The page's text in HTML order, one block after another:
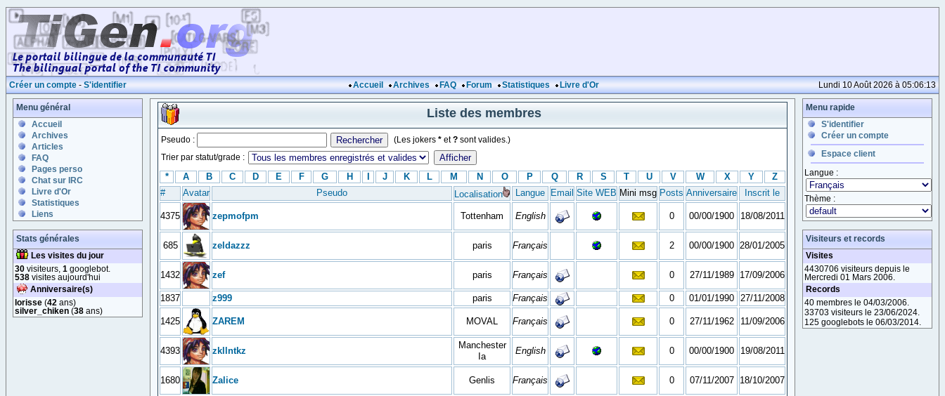
Créer un compte - S'identifier Accueil Archives FAQ Forum Statistiques Livre d'Or Lundi 10 Août 2026 à 05:06:13
Menu général
Accueil
Archives
Articles
FAQ
Pages perso
Chat sur IRC
Livre d'Or
Statistiques
Liens
Stats générales
Les visites du jour
30 visiteurs, 1 googlebot.
538 visites aujourd'hui
Anniversaire(s)
lorisse (42 ans)
silver_chiken (38 ans)
Liste des membres
Pseudo : (Les jokers * et? sont valides.)
Trier par statut/grade :
* A B C D E F G H J K L M N O P Q R S T U V W X Y
Z
#
Avatar Pseudo Localisation Langue Email Site WEB Mini msg Posts Anniversaire Inscrit le
4375 zepmofpm Tottenham English 0 00/00/1900 18/08/2011
685 zeldazzz paris Français 2 00/00/1900 28/01/2005
1432 zef paris Français 0 27/11/1989 17/09/2006
1837 z999 paris Français 0 01/01/1990 27/11/2008
1425 ZAREM MOVAL Français 0 27/11/1962 11/09/2006
4393 zkllntkz
Manchester
Ia
English 0 00/00/1900 19/08/2011
1680 Zalice Genlis Français 0 07/11/2007 18/10/2007
Menu rapide
S'identifier
Créer un compte
Espace client
Langue :
Thème :
Visiteurs et records
Visites
4430706 visiteurs depuis le
Mercredi 01 Mars 2006.
Records
40 membres le 04/03/2006.
33703 visiteurs le 23/06/2024.
125 googlebots le 06/03/2014.